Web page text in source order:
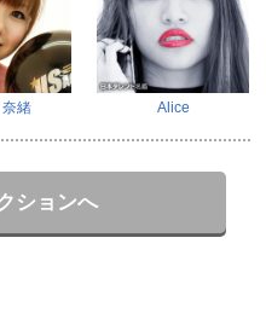
緒 Alice
ションへ